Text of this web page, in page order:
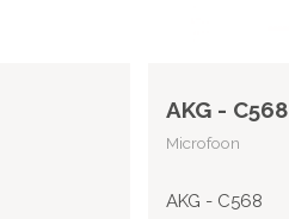
AKG - C568
Microfoon
AKG - C568